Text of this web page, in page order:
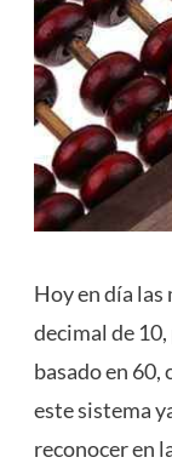
Hoy en día las
decimal de
basado en 60,
este sistema
reconocer en